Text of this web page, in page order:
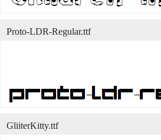
Proto-LDR-Regular.ttf
GliiterKitty.ttf